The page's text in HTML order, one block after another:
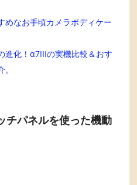
なお手頃カメラボディケー
進化！α7IIIの実機比較＆おす
チパネルを使った機動